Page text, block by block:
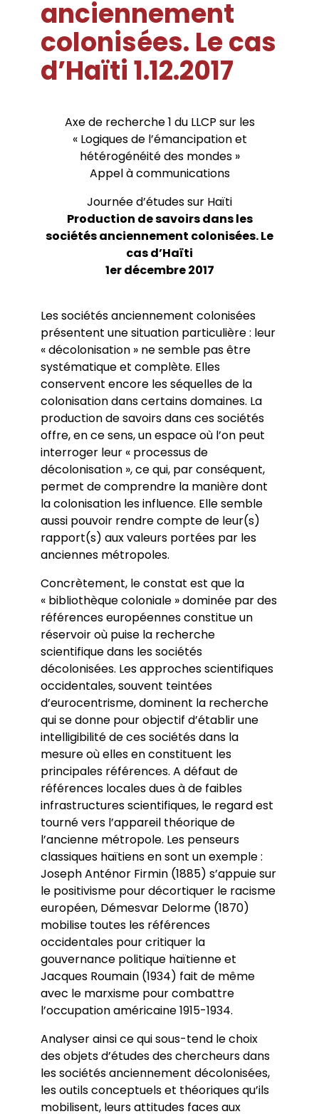
Directions de thèse
Groupe de recherche sur les archives
foucaldiennes
Jeune recherche
Projets scientifiques adossés à des
Doctorants
Jeunes chercheurs
Anciens diplômés
Conférences
Chercheurs visitants
Doctorants et postdoctorants visitants
Soutenances de thèses de doctorat
Soutenances de thèses HDR
Interventions extérieures
Ouvrages
Dossiers et numéros de revues
RevueCahiers critiques de philosophie
Revues et collections
Thèses
Votre Espace
Calendrier d’accueil
Calendrier de la vie scientifique du LLCP
Guide WikiP8
Guide du doctorat
Bibliothèques universitaires
anciennement
colonisées. Le cas
d’Haïti 1.12.2017
Axe de recherche 1 du LLCP sur les
« Logiques de l’émancipation et
hétérogénéité des mondes »
Appel à communications
Journée d’études sur Haïti
Production de savoirs dans les
sociétés anciennement colonisées. Le
cas d’Haïti
1er décembre 2017
Les sociétés anciennement colonisées
présentent une situation particulière : leur
« décolonisation » ne semble pas être
systématique et complète. Elles
conservent encore les séquelles de la
colonisation dans certains domaines. La
production de savoirs dans ces sociétés
offre, en ce sens, un espace où l’on peut
interroger leur « processus de
décolonisation », ce qui, par conséquent,
permet de comprendre la manière dont
la colonisation les influence. Elle semble
aussi pouvoir rendre compte de leur(s)
rapport(s) aux valeurs portées par les
anciennes métropoles.
Concrètement, le constat est que la
« bibliothèque coloniale » dominée par des
références européennes constitue un
réservoir où puise la recherche
scientifique dans les sociétés
décolonisées. Les approches scientifiques
occidentales, souvent teintées
d’eurocentrisme, dominent la recherche
qui se donne pour objectif d’établir une
intelligibilité de ces sociétés dans la
mesure où elles en constituent les
principales références. A défaut de
références locales dues à de faibles
infrastructures scientifiques, le regard est
tourné vers l’appareil théorique de
l’ancienne métropole. Les penseurs
classiques haïtiens en sont un exemple :
Joseph Anténor Firmin (1885) s’appuie sur
le positivisme pour décortiquer le racisme
européen, Démesvar Delorme (1870)
mobilise toutes les références
occidentales pour critiquer la
gouvernance politique haïtienne et
Jacques Roumain (1934) fait de même
avec le marxisme pour combattre
l’occupation américaine 1915-1934.
Analyser ainsi ce qui sous-tend le choix
des objets d’études des chercheurs dans
les sociétés anciennement décolonisées,
les outils conceptuels et théoriques qu’ils
mobilisent, leurs attitudes faces aux